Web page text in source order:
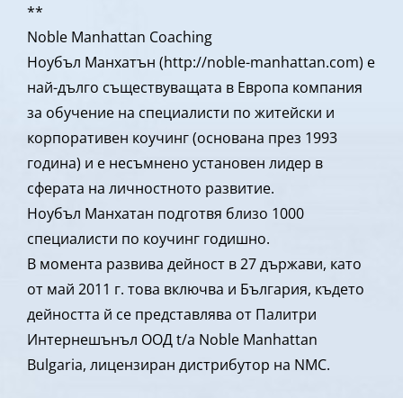
**
Noble Manhattan Coaching
Ноубъл Манхатън (http://noble-manhattan.com) е
най-дълго съществуващата в Европа компания
за обучение на специалисти по житейски и
корпоративен коучинг (основана през 1993
година) и е несъмнено установен лидер в
сферата на личностното развитие.
Ноубъл Манхатан подготвя близо 1000
специалисти по коучинг годишно.
В момента развива дейност в 27 държави, като
от май 2011 г. това включва и България, където
дейността й се представлява от Палитри
Интернешънъл ООД t/a Noble Manhattan
Bulgaria, лицензиран дистрибутор на NMC.